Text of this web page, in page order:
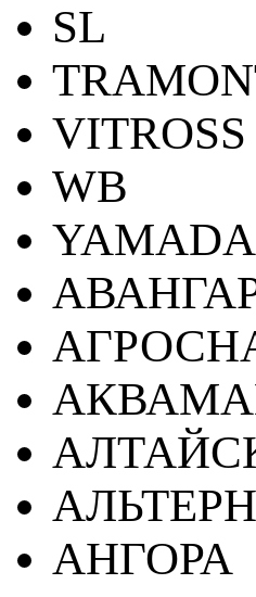
SL
VITROSS
WB
YAMADA
АНГОРА